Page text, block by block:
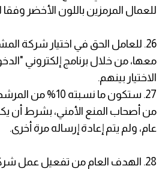
للعمال المرمزين باللون الأخضر وفقا
26. للعامل الحق في اختيار شركة
معها، من خلال برنامج إلكتروني
الاختيار بينهم.
27. ستكون ما
من أصحاب المنع الأمني، بشرط أن
عام، ولم يتم إعادة إرساله مرة أخرى.
28. الهدف العام من تفعيل